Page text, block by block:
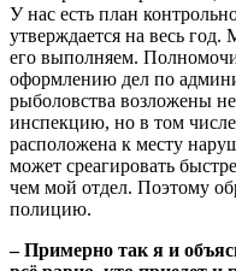
У нас есть план
утверждается на весь
его выполняем.
оформлению дел по
рыболовства возложены
инспекцию, но в том
расположена к месту
может среагировать
чем мой отдел. Поэтому
полицию.
– Примерно так я и